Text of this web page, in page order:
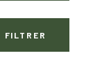
FILTRER